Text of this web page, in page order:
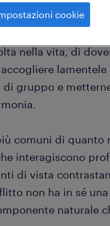
nella vita, di
gruppo e
comuni di quanto
interagiscono
di vista
non ha in sé
naturale
cookie